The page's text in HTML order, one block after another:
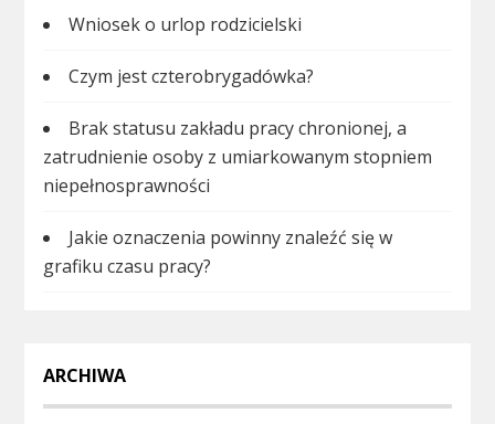
Wniosek o urlop rodzicielski
Czym jest czterobrygadówka?
Brak statusu zakładu pracy chronionej, a
zatrudnienie osoby z umiarkowanym stopniem
niepełnosprawności
Jakie oznaczenia powinny znaleźć się w
grafiku czasu pracy?
ARCHIWA